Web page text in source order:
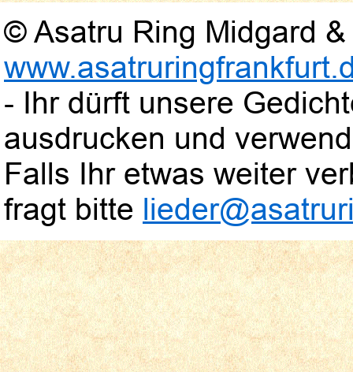
© Asatru Ring Midgard
- Ihr dürft unsere
ausdrucken und
Falls Ihr etwas weiter
fragt bitte